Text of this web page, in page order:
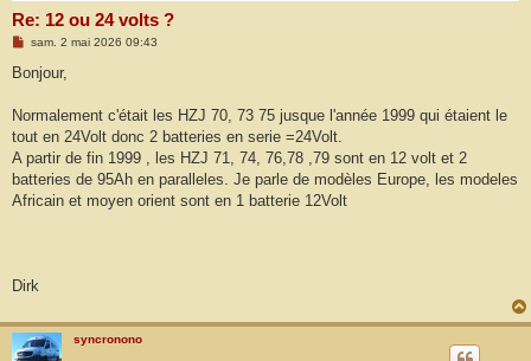
Re: 12 ou 24 volts ?
M
s
g
sam. 2 mai 2026 09:43
Bonjour,
Normalement c'était les HZJ 70, 73 75 jusque l'année 1999 qui étaient le
tout en 24Volt donc 2 batteries en serie =24Volt.
A partir de fin 1999 , les HZJ 71, 74, 76,78 ,79 sont en 12 volt et 2
batteries de 95Ah en paralleles. Je parle de modèles Europe, les modeles
Africain et moyen orient sont en 1 batterie 12Volt
Dirk
syncronono